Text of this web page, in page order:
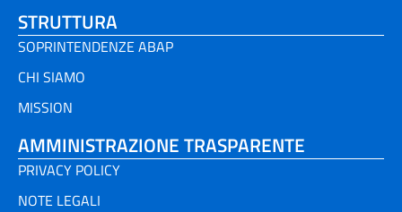
STRUTTURA
SOPRINTENDENZE ABAP
CHI SIAMO
MISSION
AMMINISTRAZIONE TRASPARENTE
PRIVACY POLICY
NOTE LEGALI